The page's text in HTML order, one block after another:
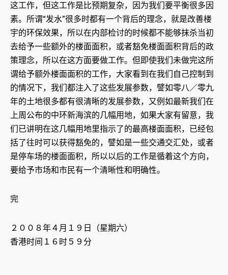
这工作，但这工作是比预期复杂，因为我们要平衡很多因
素。所谓“发水”很多时都有一个背后的理念，就是改善楼
宇的环保效果，所以在内部检讨的时候都不能够抹杀当初
去给予一些额外的楼面面积，或者豁免楼面面积背后的政
策理念，所以在这方面要做工作。但即使我们未做完这所
谓给予额外楼面面积的工作，大家看到在我们自己控制到
的情况下，我们都注入了这些发展参数，譬如零八／零九
年的土地很多都有很清晰的发展参数，又例如最新我们在
上周公布的中环新海滨的几幅用地，如果大家有留意，我
们已讲明在这几幅用地里指示了的最高楼面面积，已经包
括了往时可以获得豁免的，譬如是一些交通交汇处，或者
是停车场的楼面面积，所以以后的工作是循着这个方向，
要给予市场和市民有一个清晰性和明确性。
完
２００８年４月１９日（星期六）
香港时间１６时５９分